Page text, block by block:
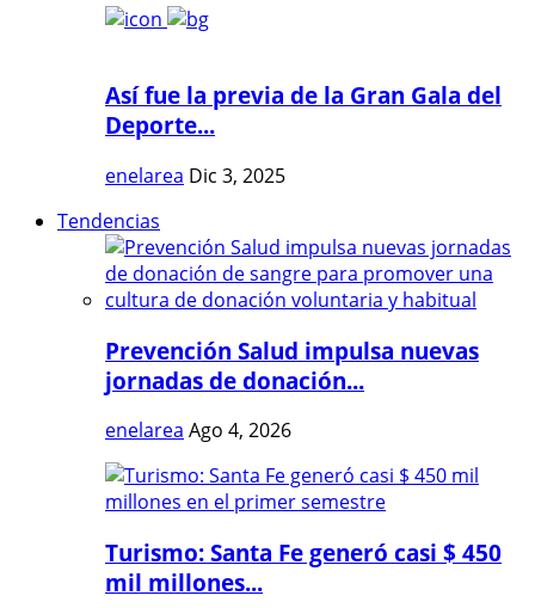
Así fue la previa de la Gran Gala del
Deporte...
enelarea Dic 3, 2025
Tendencias
Prevención Salud impulsa nuevas
jornadas de donación...
enelarea Ago 4, 2026
Turismo: Santa Fe generó casi $ 450
mil millones...